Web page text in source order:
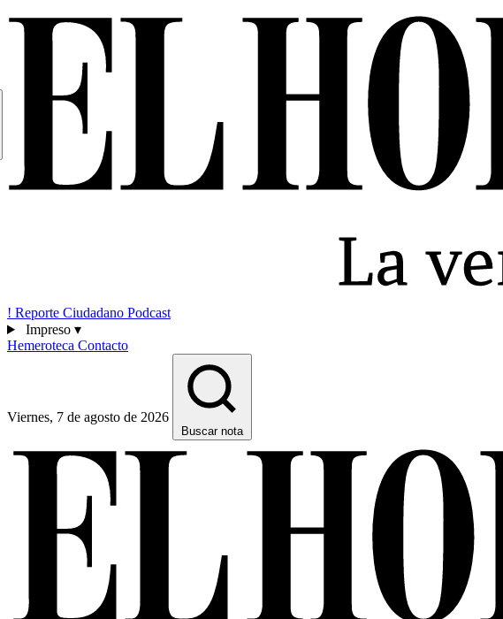
! Reporte Ciudadano Podcast
Impreso ▾
Hemeroteca Contacto
Viernes, 7 de agosto de 2026
Buscar nota